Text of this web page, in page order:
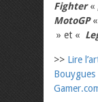
Fighter «
MotoGP
» et «
>> Lire